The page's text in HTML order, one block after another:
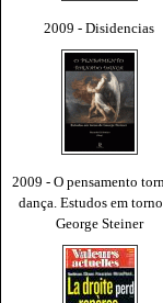
2009 - Disidencias
2009 - O pensamento
dança. Estudos em
George Steiner